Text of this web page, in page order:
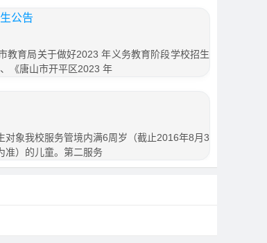
公告
教育局关于做好2023 年义务教育阶段学校招生
《唐山市开平区2023 年
象我校服务管境内满6周岁（截止2016年8月3
准）的儿童。第二服务